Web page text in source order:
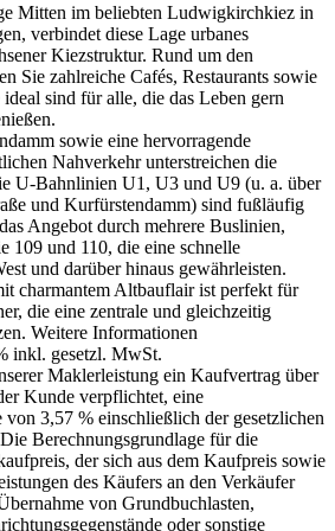
Mitten im beliebten Ludwigkirchkiez in
verbindet diese Lage urbanes
Kiezstruktur. Rund um den
Sie zahlreiche Cafés, Restaurants sowie
sind für alle, die das Leben gern
sowie eine hervorragende
Nahverkehr unterstreichen die
U-Bahnlinien U1, U3 und U9 (u. a. über
und Kurfürstendamm) sind fußläufig
Angebot durch mehrere Buslinien,
109 und 110, die eine schnelle
und darüber hinaus gewährleisten.
charmantem Altbauflair ist perfekt für
die eine zentrale und gleichzeitig
Weitere Informationen
inkl. gesetzl. MwSt.
Maklerleistung ein Kaufvertrag über
Kunde verpflichtet, eine
3,57 % einschließlich der gesetzlichen
Berechnungsgrundlage für die
der sich aus dem Kaufpreis sowie
des Käufers an den Verkäufer
von Grundbuchlasten,
oder sonstige